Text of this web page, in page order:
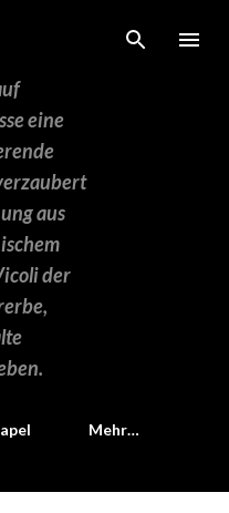
eine
aus
der
Mehr…